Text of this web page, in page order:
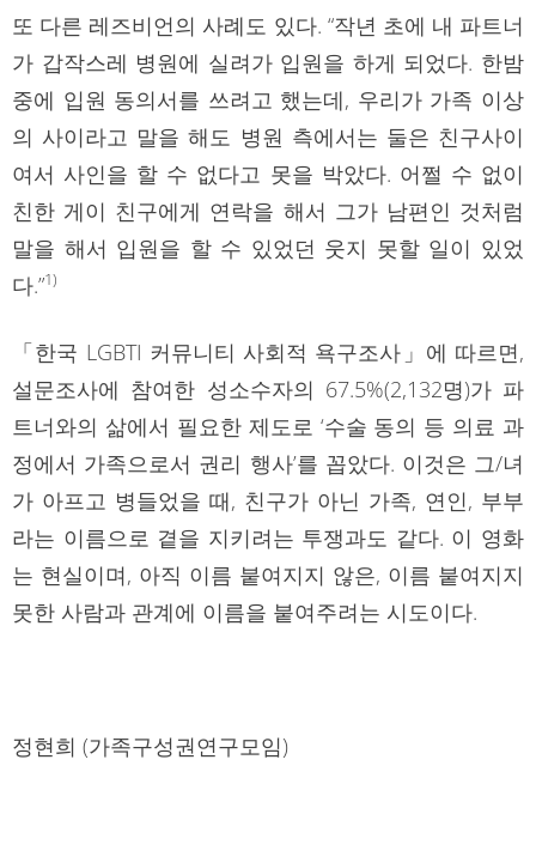
또 다른 레즈비언의 사례도 있다. “작년 초에 내 파트너
가 갑작스레 병원에 실려가 입원을 하게 되었다. 한밤
중에 입원 동의서를 쓰려고 했는데, 우리가 가족 이상
의 사이라고 말을 해도 병원 측에서는 둘은 친구사이
여서 사인을 할 수 없다고 못을 박았다. 어쩔 수 없이
친한 게이 친구에게 연락을 해서 그가 남편인 것처럼
말을 해서 입원을 할 수 있었던 웃지 못할 일이 있었
다.”1)
「한국 LGBTI 커뮤니티 사회적 욕구조사」에 따르면,
설문조사에 참여한 성소수자의 67.5%(2,132명)가 파
트너와의 삶에서 필요한 제도로 ‘수술 동의 등 의료 과
정에서 가족으로서 권리 행사’를 꼽았다. 이것은 그/녀
가 아프고 병들었을 때, 친구가 아닌 가족, 연인, 부부
라는 이름으로 곁을 지키려는 투쟁과도 같다. 이 영화
는 현실이며, 아직 이름 붙여지지 않은, 이름 붙여지지
못한 사람과 관계에 이름을 붙여주려는 시도이다.
정현희 (가족구성권연구모임)